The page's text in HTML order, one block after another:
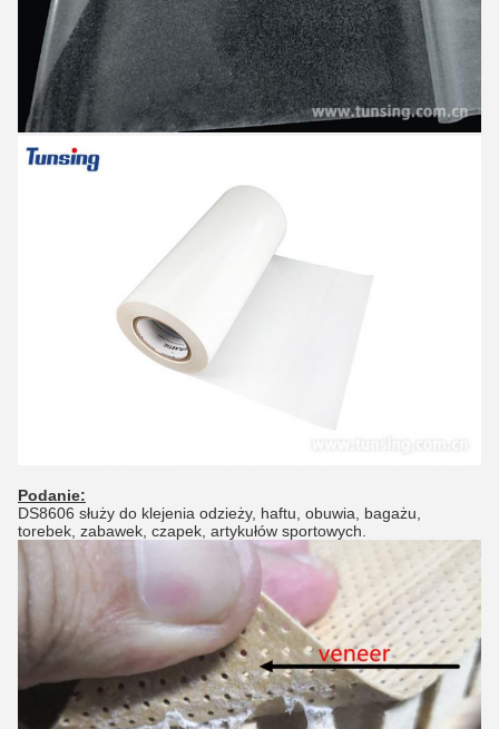
Podanie:
DS8606 służy do klejenia odzieży, haftu, obuwia, bagażu,
torebek, zabawek, czapek, artykułów sportowych.